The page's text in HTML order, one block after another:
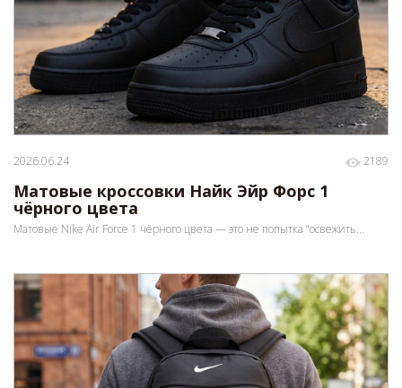
2026.06.24 2189
Матовые кроссовки Найк Эйр Форс 1
чёрного цвета
Матовые Nike Air Force 1 чёрного цвета — это не попытка “освежить...